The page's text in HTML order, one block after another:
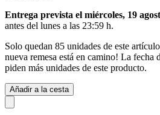
Entrega prevista el miércoles, 19
antes del lunes a las 23:59 h.
Solo quedan 85 unidades de este
nueva remesa está en camino! La fecha
piden más unidades de este producto.
Añadir a la cesta